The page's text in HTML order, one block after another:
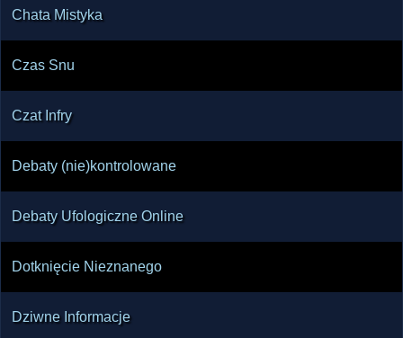
Chata Mistyka
Czas Snu
Czat Infry
Debaty (nie)kontrolowane
Debaty Ufologiczne Online
Dotknięcie Nieznanego
Dziwne Informacje